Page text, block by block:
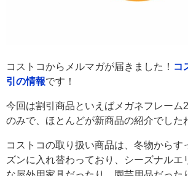
コストコからメルマガが届きました！ コ
引の情報です！
今回は割引商品といえばメガネフレーム
のみで、ほとんどが新商品の紹介でした
コストコの取り扱い商品は、冬物からす
ズンに入れ替わっており、シーズナルエ